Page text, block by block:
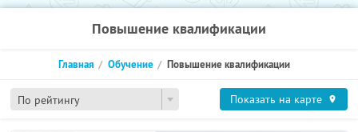
Повышение квалификации
По рейтингу
Главная Обучение Повышение квалификации
Показать на карте